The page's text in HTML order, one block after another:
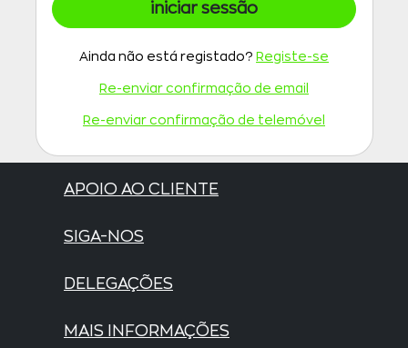
iniciar sessão
Ainda não está registado? Registe-se
Re-enviar confirmação de email
Re-enviar confirmação de telemóvel
APOIO AO CLIENTE
SIGA-NOS
DELEGAÇÕES
MAIS INFORMAÇÕES